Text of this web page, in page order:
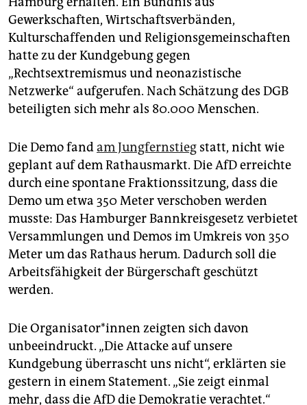
Gewerkschaften, Wirtschaftsverbänden,
Kulturschaffenden und Religionsgemeinschaften
hatte zu der Kundgebung gegen
„Rechtsextremismus und neonazistische
Netzwerke“ aufgerufen. Nach Schätzung des DGB
beteiligten sich mehr als 80.000 Menschen.
Die Demo fandam Jungfernstieg statt, nicht wie
geplant auf dem Rathausmarkt. Die AfD erreichte
durch eine spontane Fraktionssitzung, dass die
Demo um etwa 350 Meter verschoben werden
musste: Das Hamburger Bannkreisgesetz verbietet
Versammlungen und Demos im Umkreis von 350
Meter um das Rathaus herum. Dadurch soll die
Arbeitsfähigkeit der Bürgerschaft geschützt
werden.
Die Or­ga­ni­sa­to­r*in­nen zeigten sich davon
unbeeindruckt. „Die Attacke auf unsere
Kundgebung überrascht uns nicht“, erklärten sie
gestern in einem Statement. „Sie zeigt einmal
mehr, dass die AfD die Demokratie verachtet.“